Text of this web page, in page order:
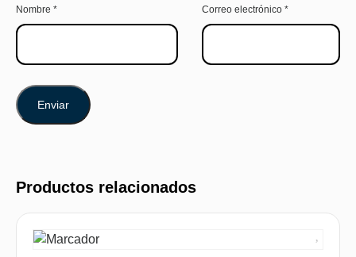
Nombre * Correo electrónico *
Productos relacionados